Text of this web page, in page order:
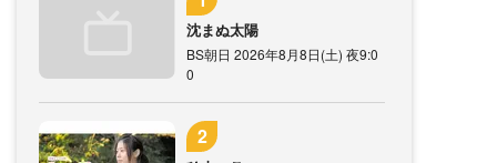
沈まぬ太陽
BS朝日 2026年8月8日(土) 夜9:0
0